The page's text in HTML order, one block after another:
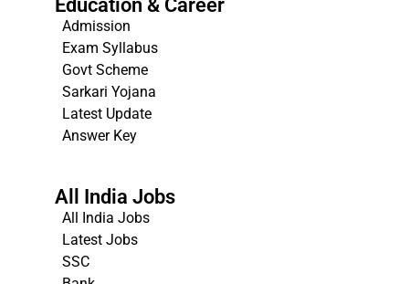
Education & Career
Admission
Exam Syllabus
Govt Scheme
Sarkari Yojana
Latest Update
Answer Key
All India Jobs
All India Jobs
Latest Jobs
SSC